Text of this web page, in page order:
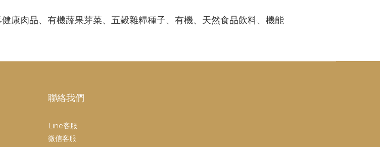
康肉品、有機蔬果芽菜、五穀雜糧種子、有機、天然食品飲料、機能
聯絡我們
Line客服
微信客服